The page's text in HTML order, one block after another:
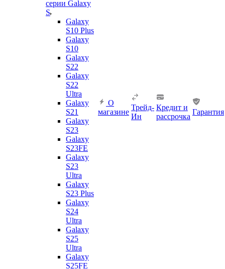
серии Galaxy
S
Galaxy
S10 Plus
Galaxy
S10
Galaxy
S22
Galaxy
S22
Ultra
Galaxy
S21
Galaxy
S23
Galaxy
S23FE
Galaxy
S23
Ultra
Galaxy
S23 Plus
Galaxy
S24
Ultra
Galaxy
S25
Ultra
Galaxy
S25FE
О
магазине
Трейд-
Ин
Кредит и
рассрочка
Гарантия